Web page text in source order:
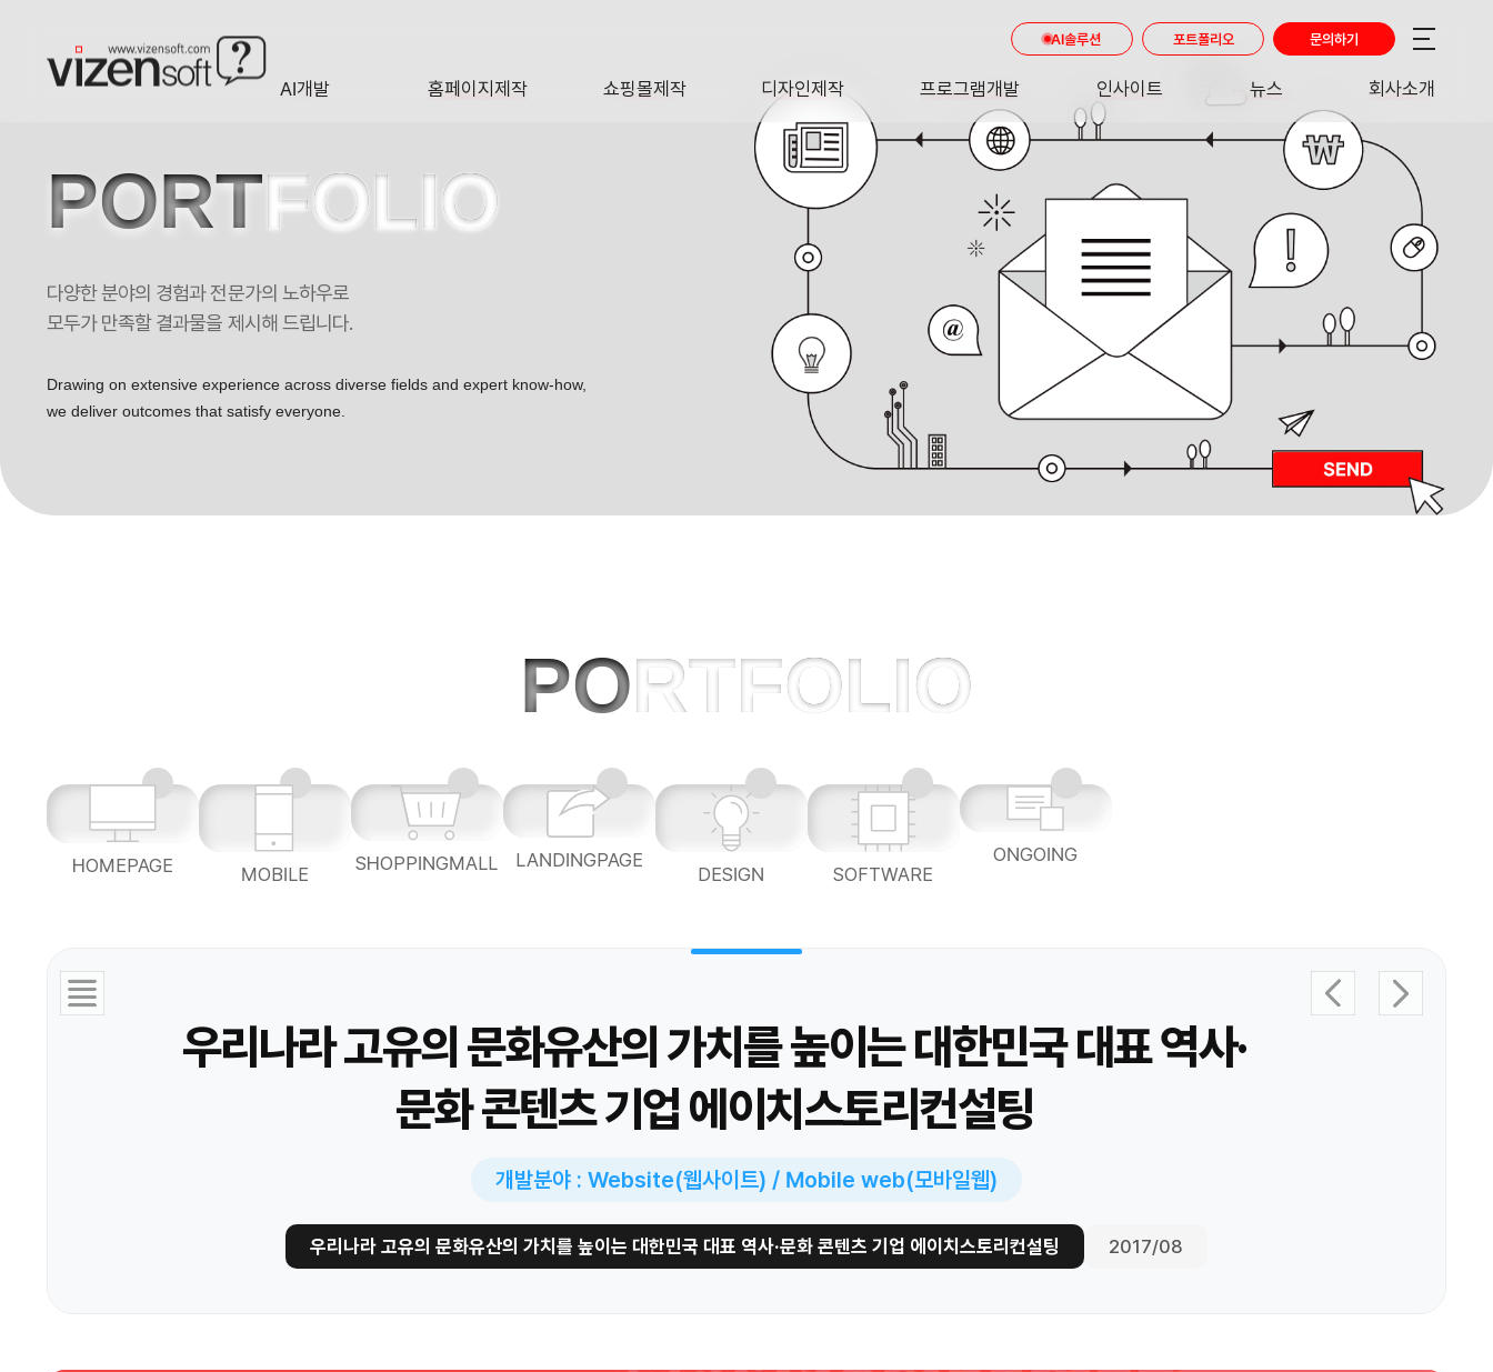
AI개발 홈페이지제작 쇼핑몰제작 디자인제작
DESIGN
프로그램개발
SOFTWARE
인사이트
INSIGHT
뉴스
NEWS
회사소개
AI솔루션 포트폴리오 문의하기
우리나라 고유의 문화유산의 가치를 높이는 대한민국 대표 역사·문화 콘텐츠 기업 에이치스토리컨설팅 포트폴리오
PORTFOLIO
다양한 분야의 경험과 전문가의 노하우로
모두가 만족할 결과물을 제시해 드립니다.
Drawing on extensive experience across diverse fields and expert know-how,
we deliver outcomes that satisfy everyone.
PORTFOLIO
HOMEPAGE MOBILE SHOPPINGMALL LANDINGPAGE
DESIGN SOFTWARE
ONGOING
우리나라 고유의 문화유산의 가치를 높이는 대한민국 대표 역사·
문화 콘텐츠 기업 에이치스토리컨설팅
개발분야 : Website(웹사이트) / Mobile web(모바일웹)
우리나라 고유의 문화유산의 가치를 높이는 대한민국 대표 역사·문화 콘텐츠 기업 에이치스토리컨설팅 2017/08